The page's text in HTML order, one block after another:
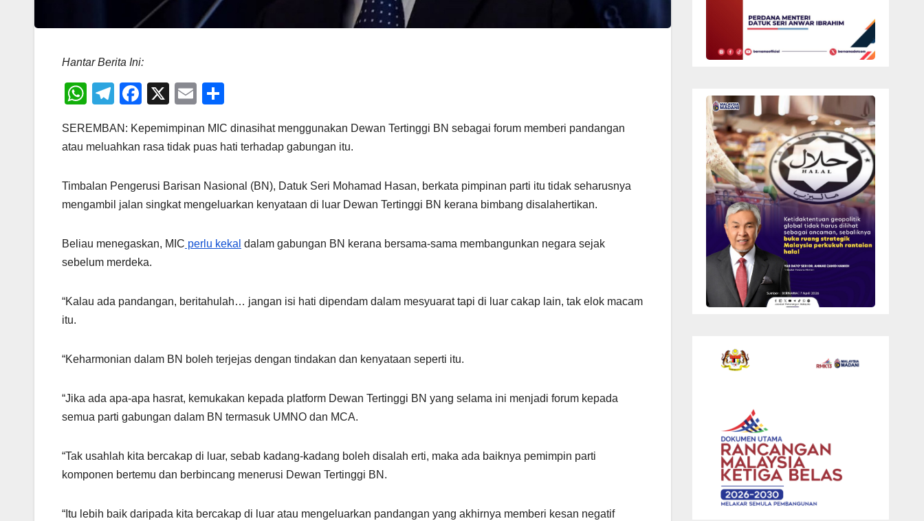
Hantar Berita Ini:
W
at
A
p
T
e
a
m
F
c
b
o
k
X
E
ail ar
SEREMBAN: Kepemimpinan MIC dinasihat menggunakan Dewan Tertinggi BN sebagai forum memberi pandangan
atau meluahkan rasa tidak puas hati terhadap gabungan itu.
Timbalan Pengerusi Barisan Nasional (BN), Datuk Seri Mohamad Hasan, berkata pimpinan parti itu tidak seharusnya
mengambil jalan singkat mengeluarkan kenyataan di luar Dewan Tertinggi BN kerana bimbang disalahertikan.
Beliau menegaskan, MIC perlu kekal dalam gabungan BN kerana bersama-sama membangunkan negara sejak
sebelum merdeka.
“Kalau ada pandangan, beritahulah… jangan isi hati dipendam dalam mesyuarat tapi di luar cakap lain, tak elok macam
itu.
“Keharmonian dalam BN boleh terjejas dengan tindakan dan kenyataan seperti itu.
“Jika ada apa-apa hasrat, kemukakan kepada platform Dewan Tertinggi BN yang selama ini menjadi forum kepada
semua parti gabungan dalam BN termasuk UMNO dan MCA.
“Tak usahlah kita bercakap di luar, sebab kadang-kadang boleh disalah erti, maka ada baiknya pemimpin parti
komponen bertemu dan berbincang menerusi Dewan Tertinggi BN.
“Itu lebih baik daripada kita bercakap di luar atau mengeluarkan pandangan yang akhirnya memberi kesan negatif